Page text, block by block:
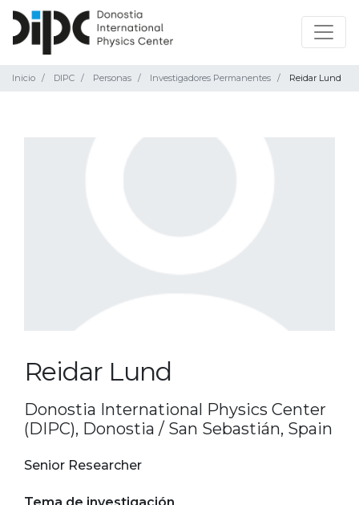
Inicio DIPC Personas Investigadores Permanentes Reidar Lund
Reidar Lund
Donostia International Physics Center
(DIPC), Donostia / San Sebastián, Spain
Senior Researcher